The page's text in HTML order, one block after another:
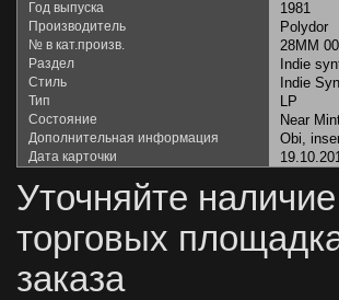
Год выпуска 1981
Производитель Polydor
№ в кат.произв. 28MM
Раздел Indie
Стиль Indie
Тип LP
Состояние Near
Дополнительная информация Obi,
Дата карточки
Уточняйте
торговых
заказа